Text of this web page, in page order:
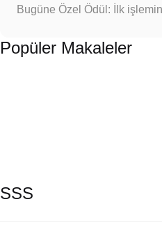
Bugüne Özel Ödül: İlk
Popüler Makaleler
SSS